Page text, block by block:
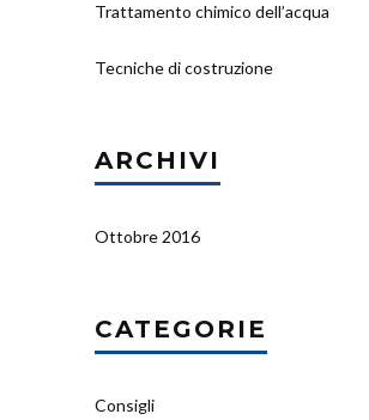
Trattamento chimico dell’acqua
Tecniche di costruzione
ARCHIVI
Ottobre 2016
CATEGORIE
Consigli